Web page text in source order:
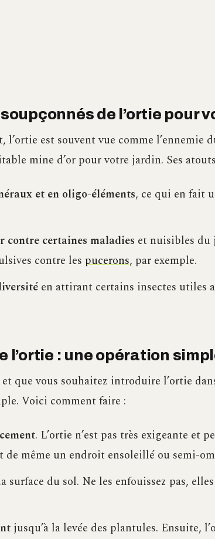
de l’ortie pour
l’ortie est souvent vue comme l’ennemie
mine d’or pour votre jardin. Ses
et en oligo-éléments, ce qui en fait
contre certaines maladies et nuisibles du
contre lespucerons, par exemple.
en attirant certains insectes utiles
l’ortie : une opération
que vous souhaitez introduire l’ortie
Voici comment faire :
. L’ortie n’est pas très exigeante et
de même un endroit ensoleillé ou semi-
surface du sol. Ne les enfouissez pas,
jusqu’à la levée des plantules. Ensuite,